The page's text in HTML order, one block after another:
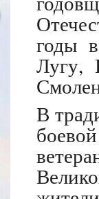
годы
Лугу,
В